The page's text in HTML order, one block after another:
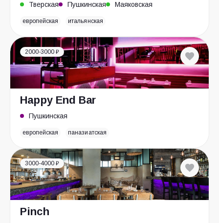
Тверская Пушкинская Маяковская
европейская итальянская
2000-3000 ₽
Happy End Bar
Пушкинская
европейская паназиатская
3000-4000 ₽
Pinch